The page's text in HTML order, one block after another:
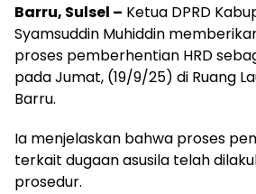
Barru, Sulsel – Ketua DPRD
Syamsuddin Muhiddin
proses pemberhentian HRD
pada Jumat, (19/9/25) di Ruang
Barru.
Ia menjelaskan bahwa proses
terkait dugaan asusila telah
prosedur.